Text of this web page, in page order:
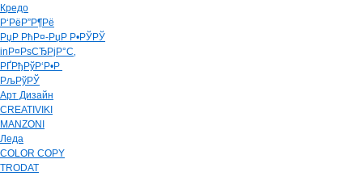
Кредо
Р‘РёР”Р¶Рё
РџР РћР¤-РџР Р•РЎРЎ
inР¤РѕСЂРјР°С‚
РҐРђРўР‘Р•Р
РљРўРЎ
Арт Дизайн
CREATIVIKI
MANZONI
Леда
COLOR COPY
TRODAT